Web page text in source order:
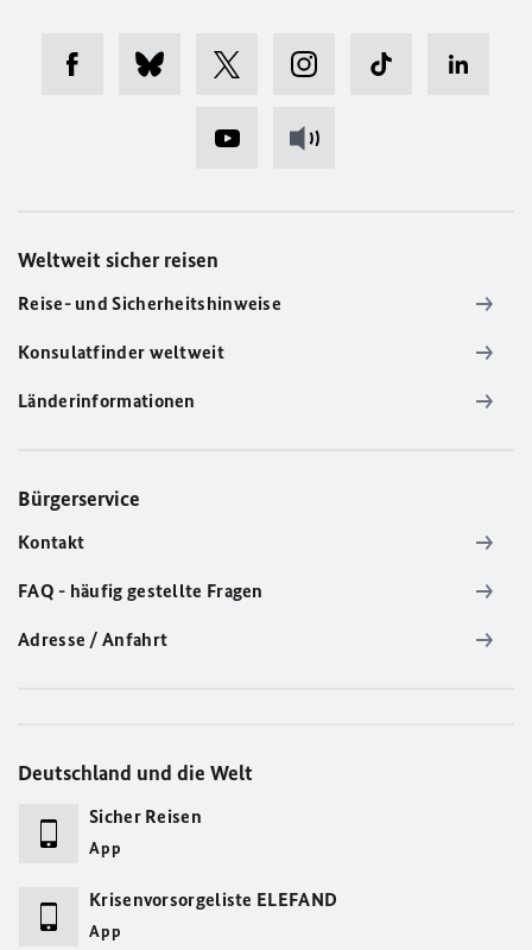
Weltweit sicher reisen
Reise- und Sicherheitshinweise
Konsulatfinder weltweit
Länderinformationen
Bürgerservice
Kontakt
FAQ - häufig gestellte Fragen
Adresse / Anfahrt
Deutschland und die Welt
Sicher Reisen
App
Krisenvorsorgeliste ELEFAND
App